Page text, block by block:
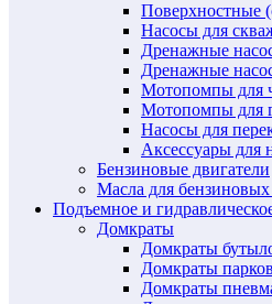
Поверхностные
Насосы для
Дренажные
Дренажные
Мотопомпы для
Мотопомпы для
Насосы для
Аксессуары для
Бензиновые двигатели
Масла для бензиновых
Подъемное и
Домкраты
Домкраты
Домкраты
Домкраты